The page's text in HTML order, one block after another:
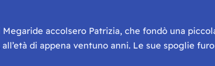
accolsero Patrizia, che fondò una
di appena ventuno anni. Le sue spoglie